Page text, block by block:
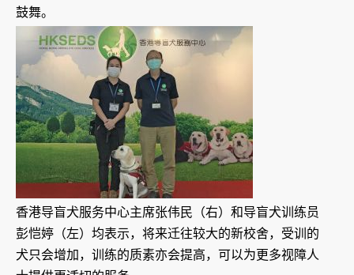
鼓舞。
香港导盲犬服务中心主席张伟民（右）和导盲犬训练员
彭恺婷（左）均表示，将来迁往较大的新校舍，受训的
犬只会增加，训练的质素亦会提高，可以为更多视障人